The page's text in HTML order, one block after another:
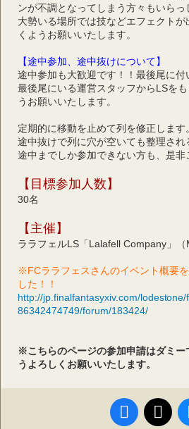
ンが不調となってしまう方々もいらっ
大勢いる場所では技などエフェクト
くようお願いいたします。
【途中参加、途中抜けについて】
途中参加も大歓迎です！！最後尾に付
最後尾にいる運営スタッフからLSを
うお願いいたします。
定期的に移動を止めて列を修正します。
途中抜けで列に穴が空いても整理され
途中までしか参加できない方も、是非
【目標参加人数】
30名
【主催】
ララフェルLS「Lalafell Company」（
※FCララフェスさんのイベント概要
した！！
http://jp.finalfantasyxiv.com/
86342474749/forum/183424/
※こちらのページの参加申請はダミー
うよろしくお願いいたします。